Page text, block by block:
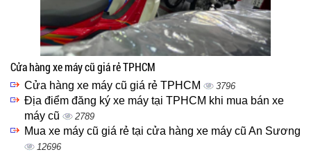
Cửa hàng xe máy cũ giá rẻ TPHCM
Cửa hàng xe máy cũ giá rẻ TPHCM 3796
Địa điểm đăng ký xe máy tại TPHCM khi mua bán xe
máy cũ
2789
Mua xe máy cũ giá rẻ tại cửa hàng xe máy cũ An Sương
12696